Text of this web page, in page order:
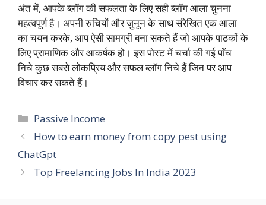
अंत में, आपके ब्लॉग की सफलता के लिए सही ब्लॉग आला चुनना
महत्वपूर्ण है। अपनी रुचियों और जुनून के साथ संरेखित एक आला
का चयन करके, आप ऐसी सामग्री बना सकते हैं जो आपके पाठकों के
लिए प्रामाणिक और आकर्षक हो। इस पोस्ट में चर्चा की गई पाँच
निचे कुछ सबसे लोकप्रिय और सफल ब्लॉग निचे हैं जिन पर आप
विचार कर सकते हैं।
Categories
Passive Income
How to earn money from copy pest using
ChatGpt
Top Freelancing Jobs In India 2023